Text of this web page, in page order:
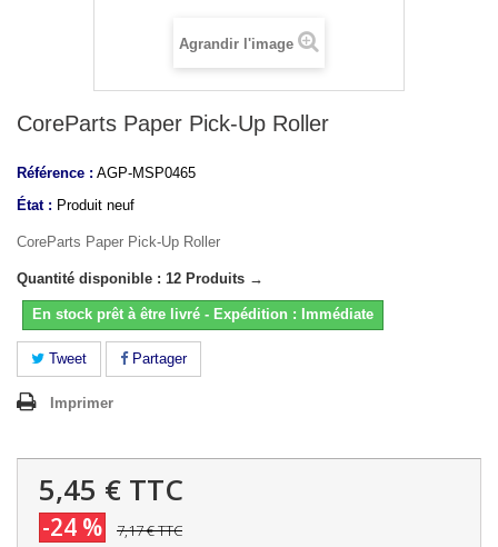
Agrandir l'image
CoreParts Paper Pick-Up Roller
Référence : AGP-MSP0465
État : Produit neuf
CoreParts Paper Pick-Up Roller
Quantité disponible : 12 Produits →
En stock prêt à être livré - Expédition : Immédiate
Tweet Partager
Imprimer
5,45 € TTC
-24 % 7,17 €TTC